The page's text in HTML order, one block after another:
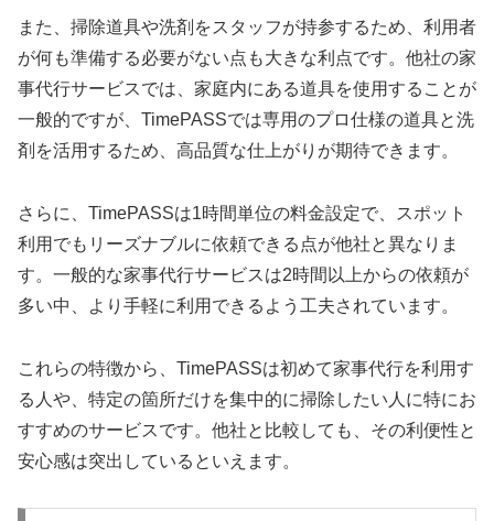
また、掃除道具や洗剤をスタッフが持参するため、利用者
が何も準備する必要がない点も大きな利点です。他社の家
事代行サービスでは、家庭内にある道具を使用することが
一般的ですが、TimePASSでは専用のプロ仕様の道具と洗
剤を活用するため、高品質な仕上がりが期待できます。
さらに、TimePASSは1時間単位の料金設定で、スポット
利用でもリーズナブルに依頼できる点が他社と異なりま
す。一般的な家事代行サービスは2時間以上からの依頼が
多い中、より手軽に利用できるよう工夫されています。
これらの特徴から、TimePASSは初めて家事代行を利用す
る人や、特定の箇所だけを集中的に掃除したい人に特にお
すすめのサービスです。他社と比較しても、その利便性と
安心感は突出しているといえます。